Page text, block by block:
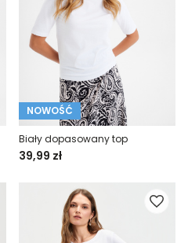
NOWOŚĆ
Biały dopasowany top
39,99 zł